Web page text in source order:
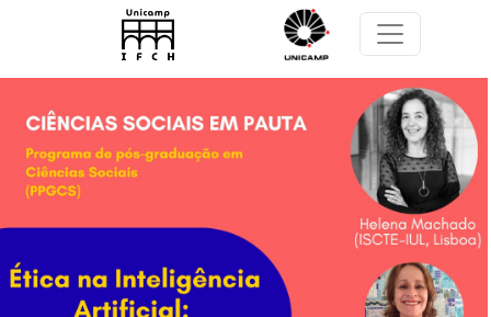
Pular para o conteúdo principal